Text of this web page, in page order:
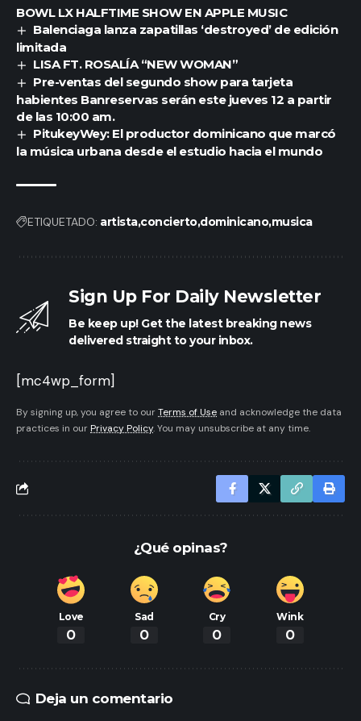
BOWL LX HALFTIME SHOW EN APPLE MUSIC
Balenciaga lanza zapatillas ‘destroyed’ de edición
limitada
LISA FT. ROSALÍA “NEW WOMAN”
Pre-ventas del segundo show para tarjeta
habientes Banreservas serán este jueves 12 a partir
de las 10:00 am.
PitukeyWey: El productor dominicano que marcó
la música urbana desde el estudio hacia el mundo
ETIQUETADO: artistaconciertodominicanomusica
Sign Up For Daily Newsletter
Be keep up! Get the latest breaking news
delivered straight to your inbox.
[mc4wp_form]
By signing up, you agree to ourTerms of Use and acknowledge the data
practices in our Privacy Policy. You may unsubscribe at any time.
¿Qué opinas?
Love
0
Sad
0
Cry
0
Wink
0
Deja un comentario